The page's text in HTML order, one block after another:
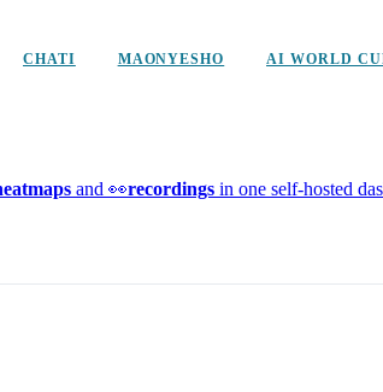
CHATI MAONYESHO AI WORLD
and 👀recordings in one self-hosted